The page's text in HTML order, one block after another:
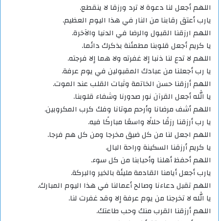
اللهم أجعل لنا دعوة لا ترد ورزقا لا ينقطع.
يارب أعتق رقابنا من النار في هذا اليوم العظيم.
اللهم ارزقنا القبول والرضا في الدنيا والآخرة.
يا كريم أجعل قلوبنا مطمئنة بذكرك دائما.
اللهم لا تدع لنا ذنبا إلا غفرته ولا هما إلا فرجته.
يا رب أجعلنا من عبادك المقبولين في يوم عرفة.
اللهم أرزقنا حسن الخاتمة وثبات القلب عند الموت.
يا الله أجعل القرآن نور صدورنا وشفاء قلوبنا.
اللهم أشف مرضانا وأرحم موتانا وفك كرب المكروبين.
يا رب أرزقنا رزقًا حلالًا واسعًا مباركًا فيه.
اللهم اجعل لنا من كل ضيق مخرجا ومن كل هم فرجا.
يا كريم أرزقنا السكينة وراحة البال.
اللهم أحفظ أهلنا وأحبابنا من كل سوء.
يارب أجعل أيامنا القادمة مليئة بالخير والبركة.
اللهم تقبل دعاءنا وصالح أعمالنا في هذا اليوم المبارك.
يا الله لا تخرجنا من يوم عرفة إلا وقد غفرت لنا.
اللهم أرزقنا القرب منك وحب طاعتك.